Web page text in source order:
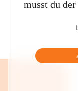
musst du